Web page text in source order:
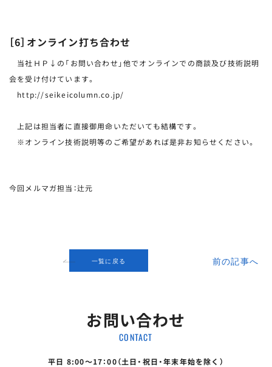
［6］オンライン打ち合わせ
当社ＨＰ↓の「お問い合わせ」他でオンラインでの商談及び技術説明
会を受け付けています。
http://seikeicolumn.co.jp/
上記は担当者に直接御用命いただいても結構です。
※オンライン技術説明等のご希望があれば是非お知らせください。
今回メルマガ担当：辻元
一覧に戻る 前の記事へ
お問い合わせ
CONTACT
平日 8:00〜17：00（土日・祝日・年末年始を除く）